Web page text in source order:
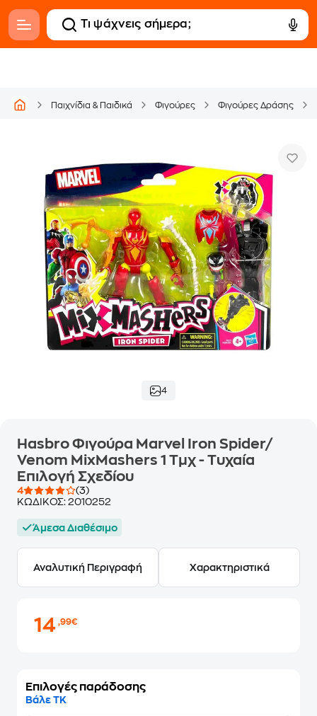
Παιχνίδια & Παιδικά Φιγούρες Φιγούρες Δράσης
4
Hasbro Φιγούρα Marvel Iron Spider/
Venom MixMashers 1 Τμχ - Τυχαία
Επιλογή Σχεδίου
4
(3)
ΚΩΔΙΚΟΣ: 2010252
Άμεσα Διαθέσιμο
Αναλυτική Περιγραφή Χαρακτηριστικά
14,99€
Επιλογές παράδοσης
Βάλε ΤΚ